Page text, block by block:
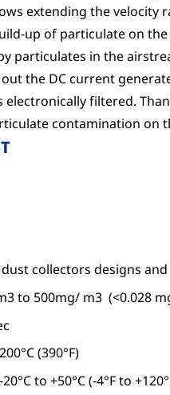
extending the
up of particulate on
particulates in the
the DC current
electronically filtered.
contamination on
collectors designs
to 500mg/ m3 (<0.028
(390°F)
to +50°C (-4°F to